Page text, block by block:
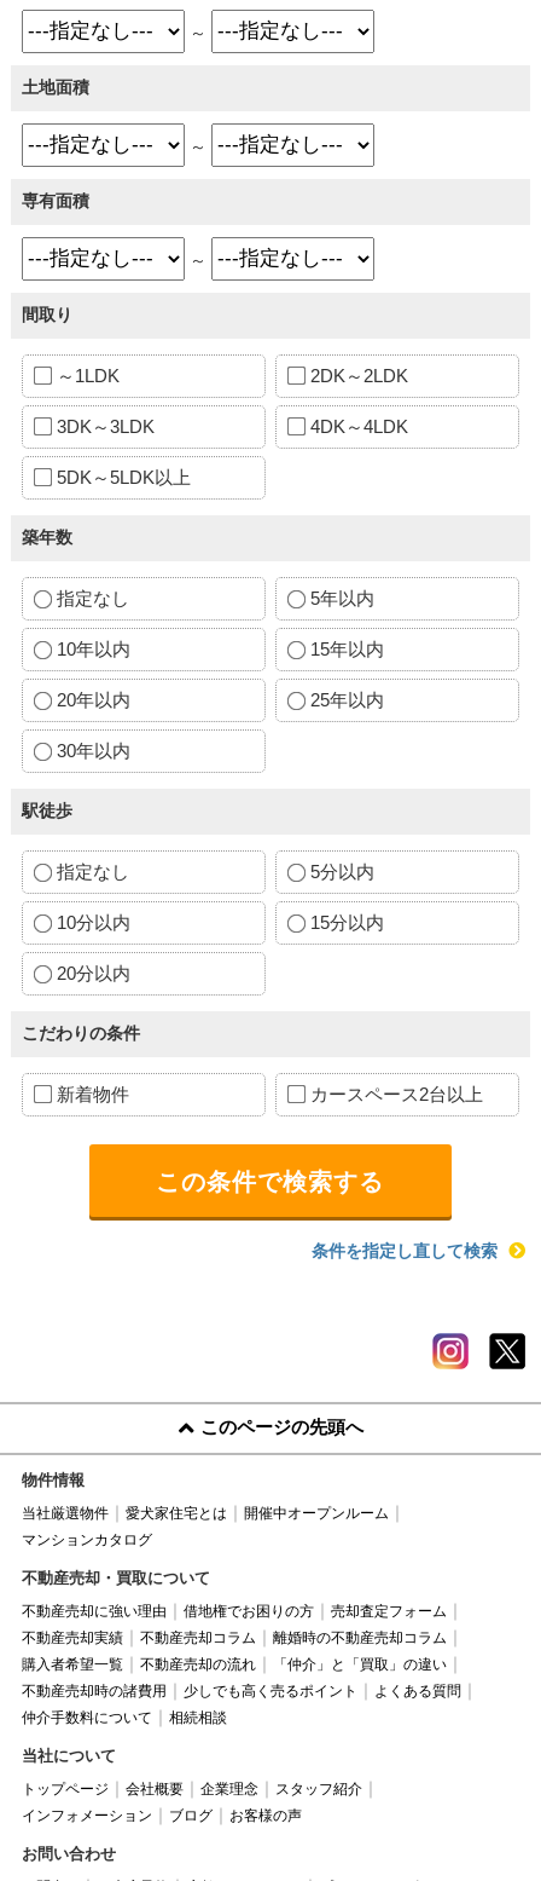
～
土地面積
～
専有面積
～
間取り
～1LDK 2DK～2LDK
3DK～3LDK 4DK～4LDK
5DK～5LDK以上
築年数
指定なし 5年以内
10年以内 15年以内
20年以内 25年以内
30年以内
駅徒歩
指定なし 5分以内
10分以内 15分以内
20分以内
こだわりの条件
新着物件 カースペース2台以上
条件を指定し直して検索
このページの先頭へ
物件情報
当社厳選物件 愛犬家住宅とは
開催中オープンルーム
マンションカタログ
不動産売却・買取について
不動産売却に強い理由 借地権でお困りの方
売却査定フォーム
不動産売却実績
不動産売却コラム
離婚時の不動産売却コラム
購入者希望一覧
不動産売却の流れ
「仲介」と「買取」の違い
不動産売却時の諸費用
少しでも高く売るポイント
よくある質問
仲介手数料について
相続相談
当社について
トップページ 会社概要 企業理念
スタッフ紹介
インフォメーション
ブログ お客様の声
お問い合わせ